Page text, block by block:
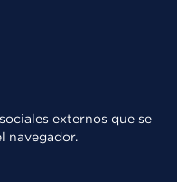
externos que se
navegador.